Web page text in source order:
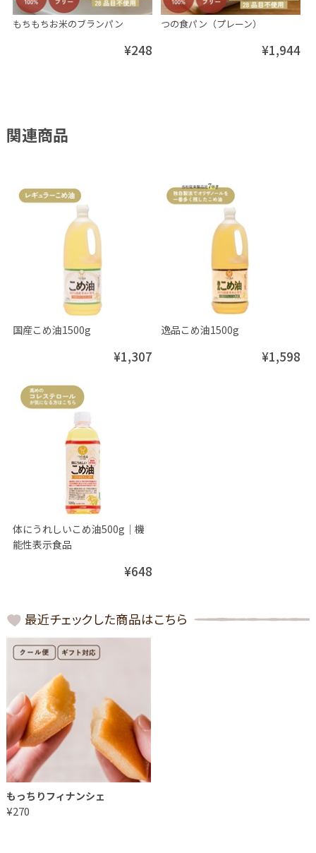
もちもちお米のブランパン
¥248
つの食パン（プレーン）
¥1,944
関連商品
国産こめ油1500g
¥1,307
逸品こめ油1500g
¥1,598
体にうれしいこめ油500g│機
能性表示食品
¥648
最近チェックした商品はこちら
もっちりフィナンシェ
¥270